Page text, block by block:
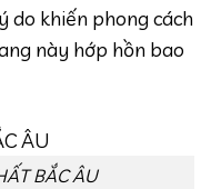
do khiến phong cách
này hớp hồn bao
BẮC ÂU